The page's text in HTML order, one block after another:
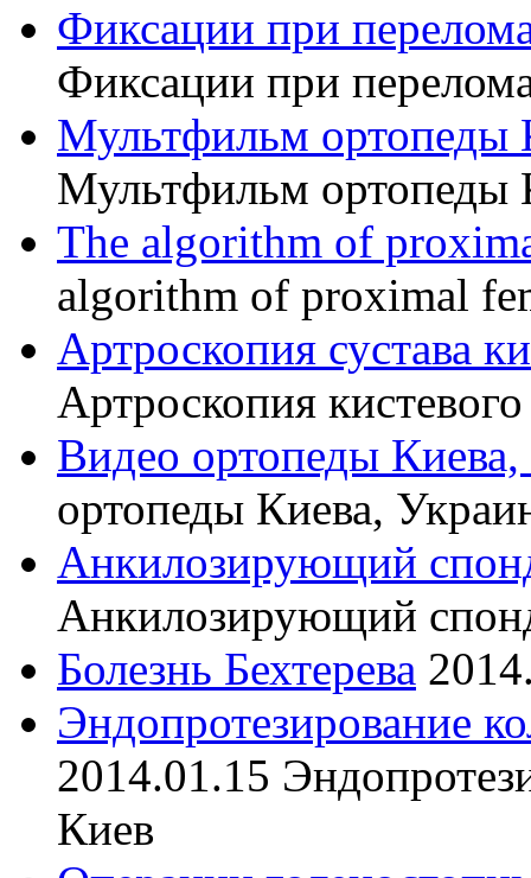
Фиксации при
Фиксации при
Мультфильм ортопеды
Мультфильм ортопеды
The algorithm of
algorithm of proximal
Артроскопия сустава
Артроскопия
Видео ортопеды
ортопеды Киева,
Анкилозирующий
Анкилозирующий
Болезнь Бехтерева
Эндопротезирование
2014.01.15
Киев